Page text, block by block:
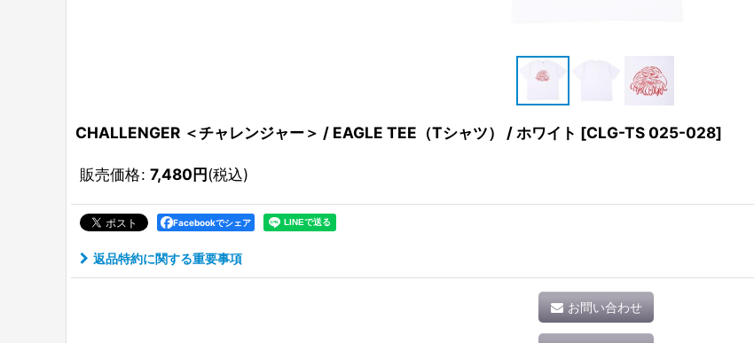
CHALLENGER ＜チャレンジャー＞ / EAGLE TEE（Tシャツ） / ホワイト [CLG-TS 025-028]
販売価格: 7,480円(税込)
Facebookでシェア
返品特約に関する重要事項
お問い合わせ